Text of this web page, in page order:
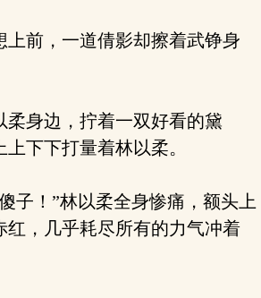
前，一道倩影却擦着武铮身
身边，拧着一双好看的黛
下下打量着林以柔。
子！”林以柔全身惨痛，额头上
红，几乎耗尽所有的力气冲着